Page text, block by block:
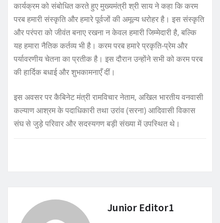
कार्यक्रम को संबोधित करते हुए मुख्यमंत्री श्री साय ने कहा कि करम
परब हमारी संस्कृति और हमारे पूर्वजों की अमूल्य धरोहर है। इस संस्कृति
और परंपरा को जीवंत बनाए रखना न केवल हमारी जिम्मेदारी है, बल्कि
यह हमारा नैतिक कर्तव्य भी है। करम परब हमारे प्रकृति-प्रेम और
पर्यावरणीय चेतना का प्रतीक है। इस दौरान उन्होंने सभी को करम परब
की हार्दिक बधाई और शुभकामनाएँ दीं।
इस अवसर पर कैबिनेट मंत्री रामविचार नेताम, अखिल भारतीय वनवासी
कल्याण आश्रम के पदाधिकारी तथा उरांव (सरना) आदिवासी विकास
संघ से जुड़े परिवार और सदस्यगण बड़ी संख्या में उपस्थित थे।
Junior Editor1